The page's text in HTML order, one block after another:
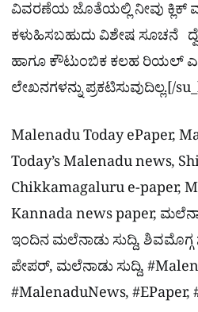
ವಿವರಣೆಯ ಜೊತೆಯಲ್ಲಿ ನೀವು ಕ್ಲಿಕ್
ಕಳುಹಿಸಬಹುದು ವಿಶೇಷ ಸೂಚನೆ
ಹಾಗೂ ಕೌಟುಂಬಿಕ ಕಲಹ ರಿಯಲ್​
ಲೇಖನಗಳನ್ನು ಪ್ರಕಟಿಸುವುದಿಲ್ಲ.[/
Malenadu Today ePaper,
Today’s Malenadu news,
Chikkamagaluru e-paper,
Kannada news paper,
ಇಂದಿನ ಮಲೆನಾಡು ಸುದ್ದಿ, ಶಿವಮೊಗ್ಗ
ಪೇಪರ್, ಮಲೆನಾಡು ಸುದ್ದಿ,
#MalenaduNews, #EPaper,